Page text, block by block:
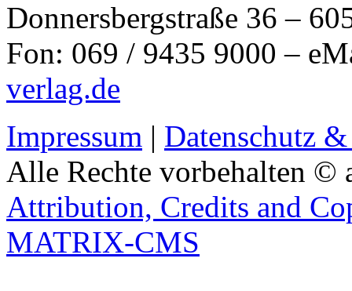
Donnersbergstraße 36 –
Fon: 069 / 9435 9000 –
verlag.de
Impressum | Datenschutz
Alle Rechte vorbehalten ©
Attribution, Credits and
MATRIX-CMS